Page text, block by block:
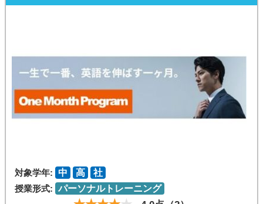
対象学年: 中 高
社
授業形式: パーソナルトレーニング